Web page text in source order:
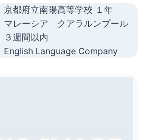
府立南陽高等学校 １年
シア クアラルンプール
間以内
Language Company